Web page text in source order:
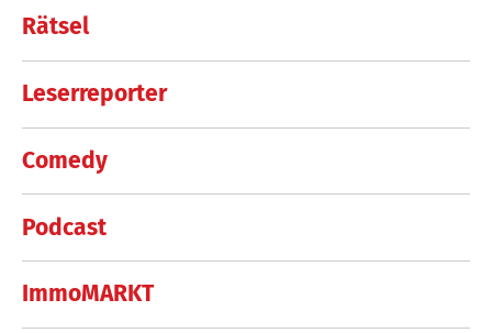
Rätsel
Leserreporter
Comedy
Podcast
ImmoMARKT